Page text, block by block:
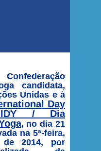
candidata,
Unidas e à
Day
/ Dia
, no dia 21
na 5ª-feira,
de 2014, por